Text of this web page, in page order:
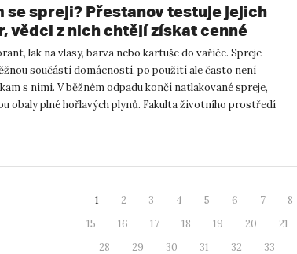
se spreji? Přestanov testuje jejich
vědci z nich chtějí získat cenné
lak na vlasy, barva nebo kartuše do vařiče. Spreje
součástí domácností, po použití ale často není
s nimi. V běžném odpadu končí natlakované spreje,
obaly plné hořlavých plynů. Fakulta životního prostředí
1 2 3 4 5 6 7 8
15
16 17 18 19 20 21
28
29 30 31 32 33